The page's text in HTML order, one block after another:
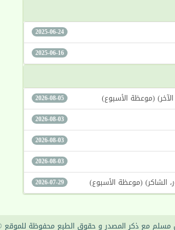
2025-06-24
2025-06-16
2026-08-05
2026-08-03
2026-08-03
2026-08-03
2026-07-29
مع ذكر المصدر و حقوق الطبع محفوظة للموقع ©